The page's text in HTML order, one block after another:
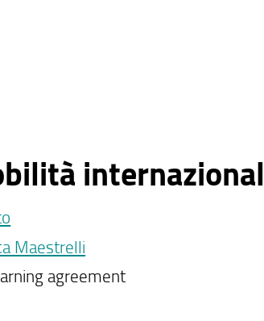
Maestrelli
agreement